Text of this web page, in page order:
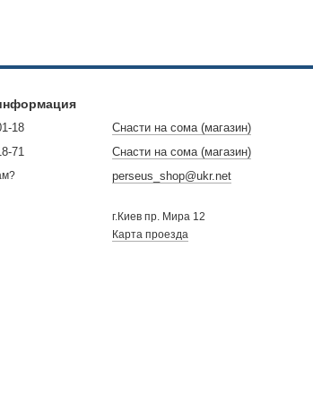
комплекты для морской рыбалки, а также
в Норвегию.
подберите то что надо. Снасти
а рыба преимущественно большая.
все тщательно запакуем и уже за 3 дня,
18
71
Снасти на сома (магазин)
Снасти на сома (магазин)
perseus_shop@ukr.net
г.Киев пр. Мира 12
Карта проезда